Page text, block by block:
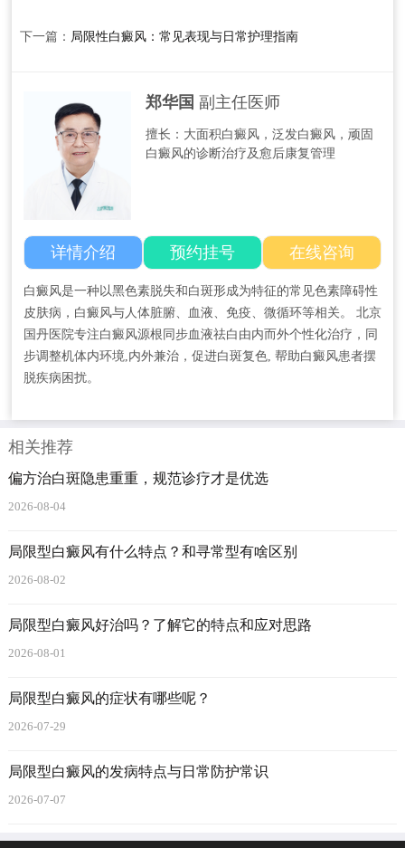
下一篇： 局限性白癜风：常见表现与日常护理指南
郑华国 副主任医师
擅长：大面积白癜风，泛发白癜风，顽固
白癜风的诊断治疗及愈后康复管理
详情介绍 预约挂号 在线咨询
白癜风是一种以黑色素脱失和白斑形成为特征的常见色素障碍性
皮肤病，白癜风与人体脏腑、血液、免疫、微循环等相关。 北京
国丹医院专注白癜风源根同步血液祛白由内而外个性化治疗，同
步调整机体内环境,内外兼治，促进白斑复色, 帮助白癜风患者摆
脱疾病困扰。
相关推荐
偏方治白斑隐患重重，规范诊疗才是优选
2026-08-04
局限型白癜风有什么特点？和寻常型有啥区别
2026-08-02
局限型白癜风好治吗？了解它的特点和应对思路
2026-08-01
局限型白癜风的症状有哪些呢？
2026-07-29
局限型白癜风的发病特点与日常防护常识
2026-07-07